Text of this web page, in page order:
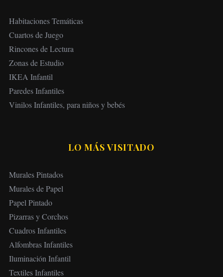
Habitaciones Temáticas
Cuartos de Juego
Rincones de Lectura
Zonas de Estudio
IKEA Infantil
Paredes Infantiles
Vinilos Infantiles, para niños y bebés
LO MÁS VISITADO
Murales Pintados
Murales de Papel
Papel Pintado
Pizarras y Corchos
Cuadros Infantiles
Alfombras Infantiles
Iluminación Infantil
Textiles Infantiles